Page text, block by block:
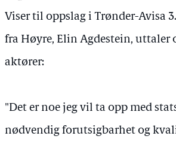
Viser til oppslag i Trønder-Avisa
fra Høyre, Elin Agdestein, uttaler
aktører:
"Det er noe jeg vil ta opp med
nødvendig forutsigbarhet og